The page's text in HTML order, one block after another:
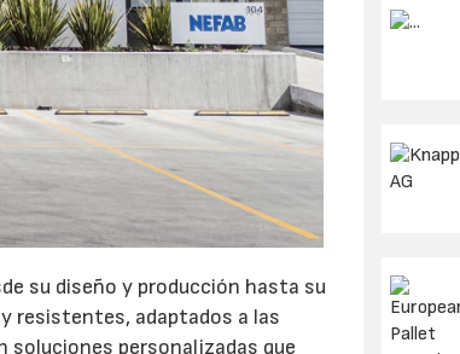
su diseño y producción hasta su
resistentes, adaptados a las
soluciones personalizadas que